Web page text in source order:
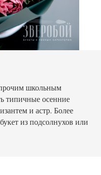
школьным
типичные осенние
и астр. Более
из подсолнухов или